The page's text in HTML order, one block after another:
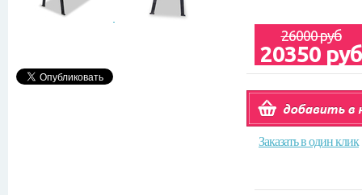
26000 руб
20350 руб
Заказать в один клик